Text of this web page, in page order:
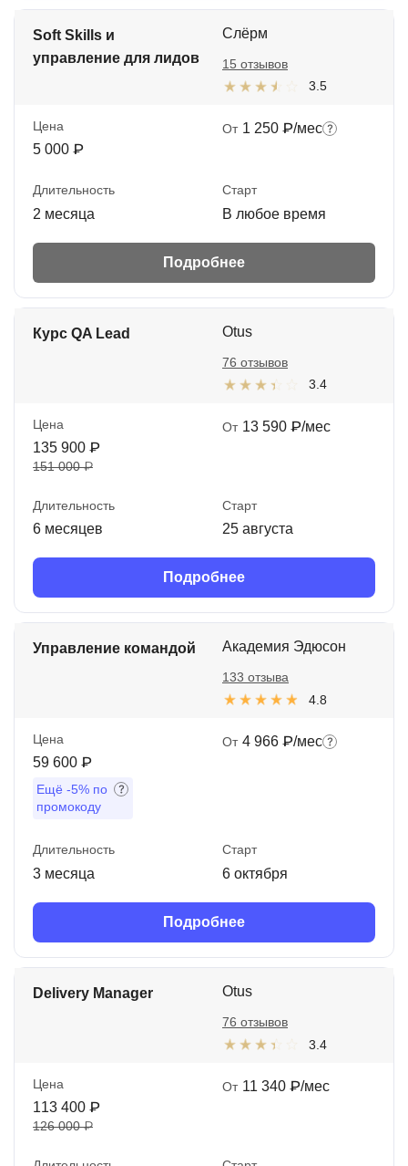
Soft Skills и
управление для лидов
Слёрм
3.5
15 отзывов
Цена
5 000 ₽
От 1 250 ₽/мес
Длительность
2 месяца
Старт
В любое время
Подробнее
Курс QA Lead Otus
3.4
76 отзывов
Цена
135 900 ₽
151 000 ₽
От 13 590 ₽/мес
Длительность
6 месяцев
Старт
25 августа
Подробнее
Управление командой Академия Эдюсон
4.8
133 отзыва
Цена
59 600 ₽
Ещё -5% по
промокоду
От 4 966 ₽/мес
Длительность
3 месяца
Старт
6 октября
Подробнее
Delivery Manager Otus
3.4
76 отзывов
Цена
113 400 ₽
126 000 ₽
От 11 340 ₽/мес